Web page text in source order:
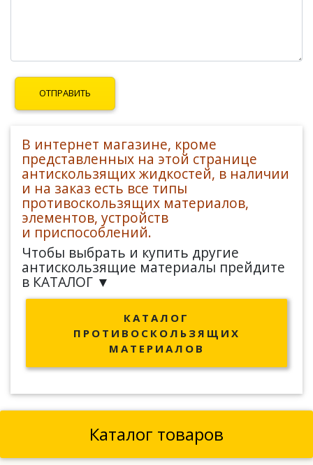
В интернет магазине, кроме
представленных на этой странице
антискользящих жидкостей, в наличии
и на заказ есть все типы
противоскользящих материалов,
элементов, устройств
и приспособлений.
Чтобы выбрать и купить другие
антискользящие материалы прейдите
в КАТАЛОГ ▼
КАТАЛОГ
ПРОТИВОСКОЛЬЗЯЩИХ
МАТЕРИАЛОВ
Каталог товаров